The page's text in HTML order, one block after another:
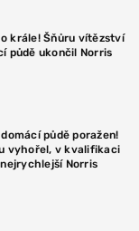
krále! Šňůru vítězství
půdě ukončil Norris
půdě poražen!
vyhořel, v kvalifikaci
Norris